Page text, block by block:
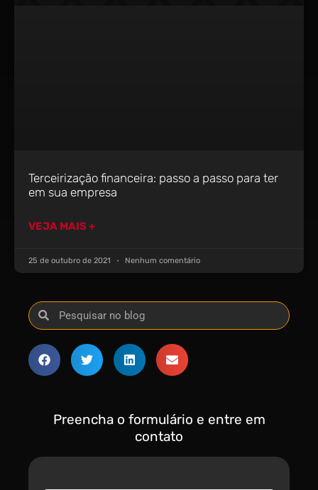
Terceirização financeira: passo a passo para ter
em sua empresa
VEJA MAIS +
25 de outubro de 2021 Nenhum comentário
Preencha o formulário e entre em
contato